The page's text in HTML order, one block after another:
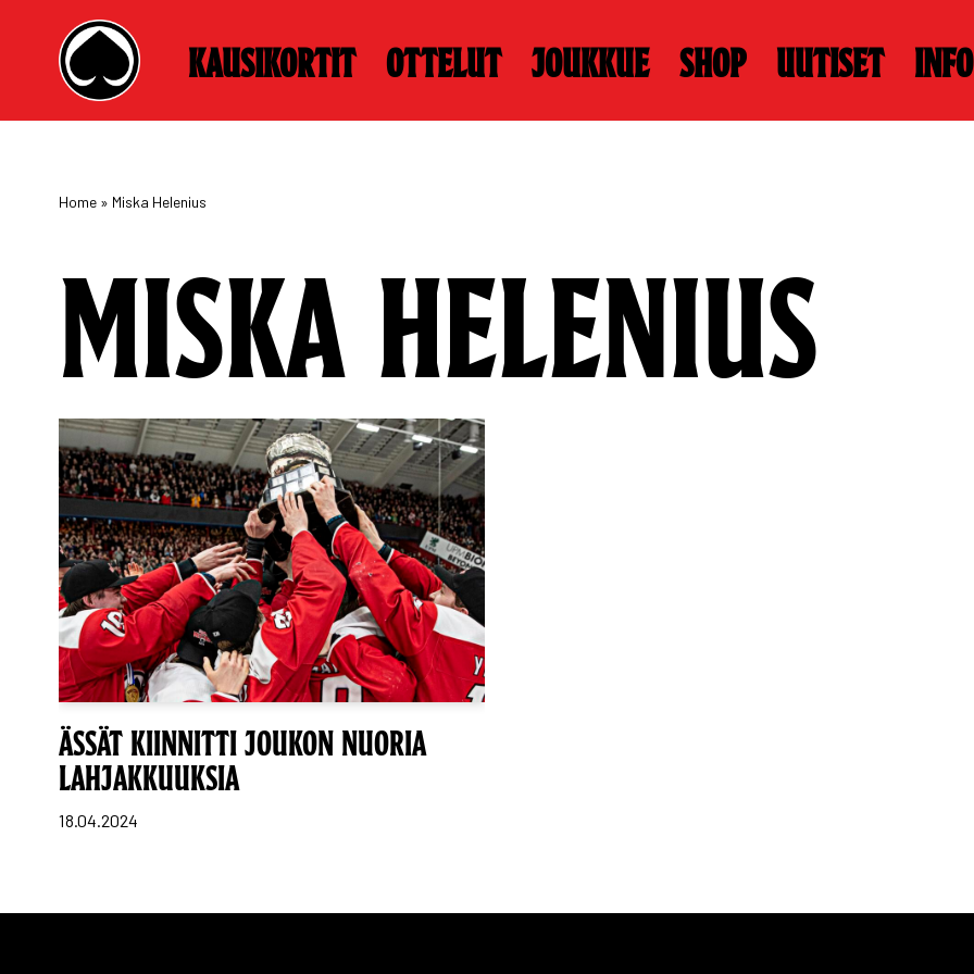
content
Kausikortit Ottelut Joukkue Shop Uutiset Info
Home » Miska Helenius
MISKA HELENIUS
ÄSSÄT KIINNITTI JOUKON NUORIA
LAHJAKKUUKSIA
18.04.2024